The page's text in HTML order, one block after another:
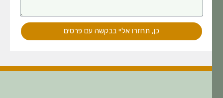
כן, תחזרו אליי בבקשה עם פרטים